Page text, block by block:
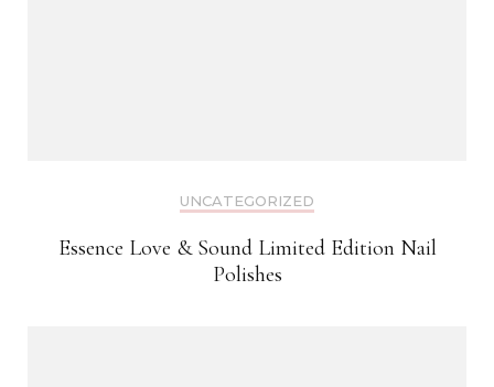
UNCATEGORIZED
Essence Love & Sound Limited Edition Nail
Polishes